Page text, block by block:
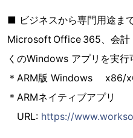
■ ビジネスから専門用途ま
Microsoft Office 365、会計
くのWindows アプリを実行
＊ARM版 Windows x86/
＊ARMネイティブアプリ
URL: https://